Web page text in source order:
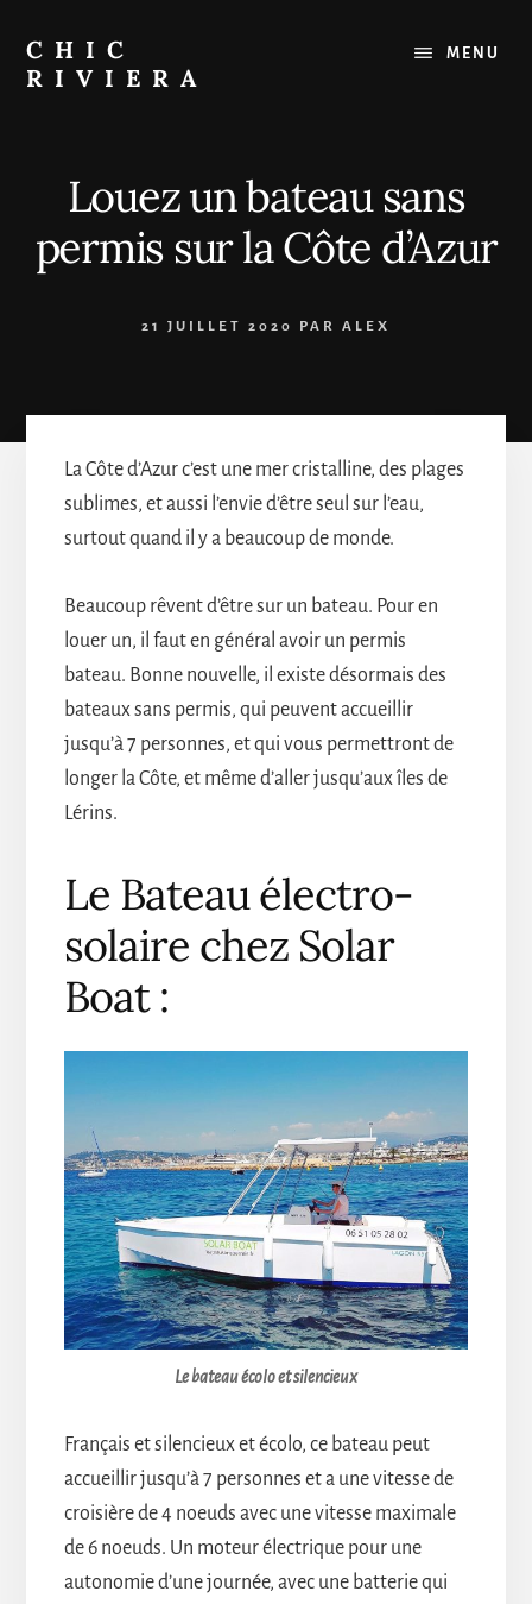
contenu
CHIC
RIVIERA
d'Azur
MENU
Louez un bateau sans
permis sur la Côte d’Azur
21 JUILLET 2020 PAR ALEX
La Côte d’Azur c’est une mer cristalline, des plages
sublimes, et aussi l’envie d’être seul sur l’eau,
surtout quand il y a beaucoup de monde.
Beaucoup rêvent d’être sur un bateau. Pour en
louer un, il faut en général avoir un permis
bateau. Bonne nouvelle, il existe désormais des
bateaux sans permis, qui peuvent accueillir
jusqu’à 7 personnes, et qui vous permettront de
longer la Côte, et même d’aller jusqu’aux îles de
Lérins.
Le Bateau électro-
solaire chez Solar
Boat :
Le bateau écolo et silencieux
Français et silencieux et écolo, ce bateau peut
accueillir jusqu’à 7 personnes et a une vitesse de
croisière de 4 noeuds avec une vitesse maximale
de 6 noeuds. Un moteur électrique pour une
autonomie d’une journée, avec une batterie qui